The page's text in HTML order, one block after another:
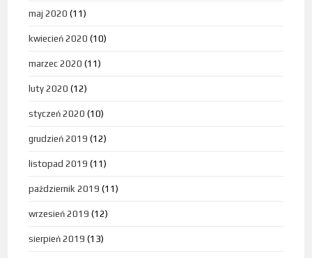
maj 2020 (11)
kwiecień 2020 (10)
marzec 2020 (11)
luty 2020 (12)
styczeń 2020 (10)
grudzień 2019 (12)
listopad 2019 (11)
październik 2019 (11)
wrzesień 2019 (12)
sierpień 2019 (13)